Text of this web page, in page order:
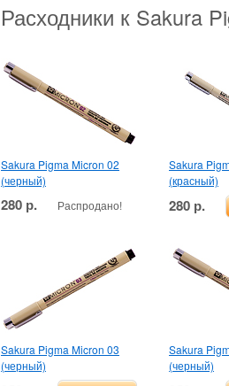
Расходники к Sakura
Sakura Pigma Micron 02
(черный)
280 р. Распродано!
Sakura
(красный)
280 р.
Sakura Pigma Micron 03
(черный)
Sakura
(черный)